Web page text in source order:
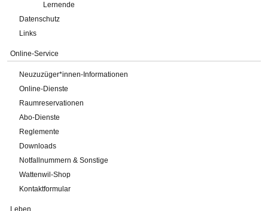
Lernende
Datenschutz
Links
Online-Service
Neuzuzüger*innen-Informationen
Online-Dienste
Raumreservationen
Abo-Dienste
Reglemente
Downloads
Notfallnummern & Sonstige
Wattenwil-Shop
Kontaktformular
Leben